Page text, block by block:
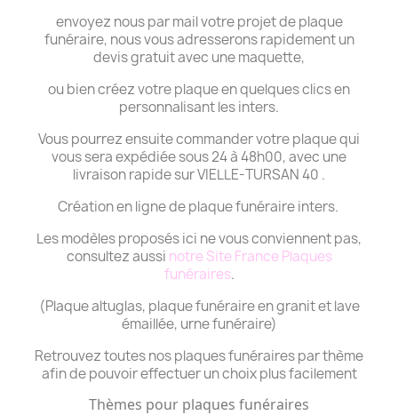
envoyez nous par mail votre projet de plaque
funéraire, nous vous adresserons rapidement un
devis gratuit avec une maquette,
ou bien créez votre plaque en quelques clics en
personnalisant les inters.
Vous pourrez ensuite commander votre plaque qui
vous sera expédiée sous 24 à 48h00, avec une
livraison rapide sur VIELLE-TURSAN 40 .
Création en ligne de plaque funéraire inters.
Les modèles proposés ici ne vous conviennent pas,
consultez aussi notre Site France Plaques
funéraires.
(Plaque altuglas, plaque funéraire en granit et lave
émaillée, urne funéraire)
Retrouvez toutes nos plaques funéraires par thème
afin de pouvoir effectuer un choix plus facilement
Thèmes pour plaques funéraires